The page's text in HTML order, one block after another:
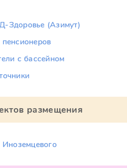
Здоровье (Азимут)
с бассейном
размещения